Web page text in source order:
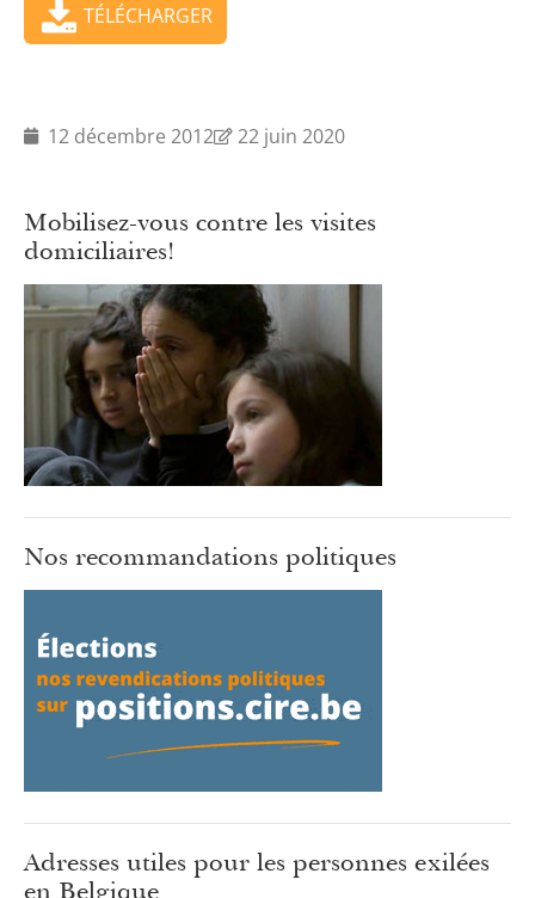
TÉLÉCHARGER
12 décembre 2012 22 juin 2020
Mobilisez-vous contre les visites
domiciliaires!
Nos recommandations politiques
Adresses utiles pour les personnes exilées
en Belgique